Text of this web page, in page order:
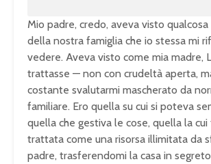
Mio padre, credo, aveva visto
della nostra famiglia che io stessa mi
vedere. Aveva visto come mia madre,
trattasse — non con crudeltà aperta,
costante svalutarmi mascherato da
familiare. Ero quella su cui si poteva
quella che gestiva le cose, quella la
trattata come una risorsa illimitata da
padre, trasferendomi la casa in